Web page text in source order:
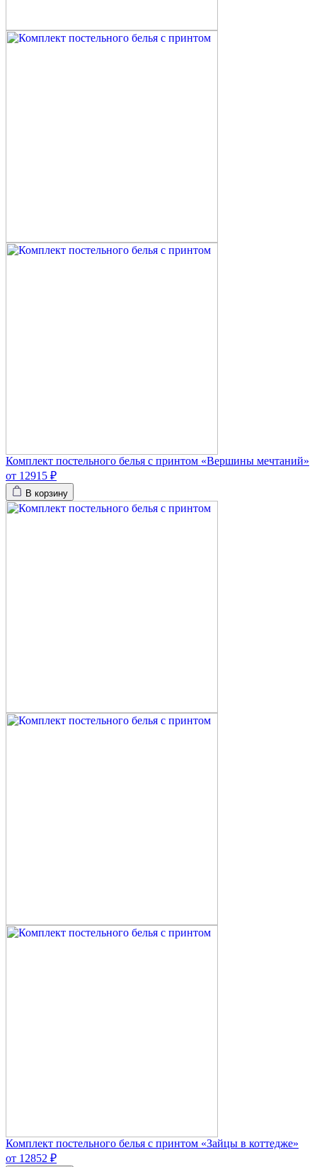
Комплект постельного белья с принтом «Вершины мечтаний»
от 12915 ₽
В корзину
Комплект постельного белья с принтом «Зайцы в коттедже»
от 12852 ₽